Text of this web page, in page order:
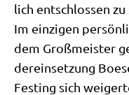
lich ent­schlos­sen
Im ein­zi­gen
dem Groß­mei­ster
der­ein­set­zung
Fest­ing sich